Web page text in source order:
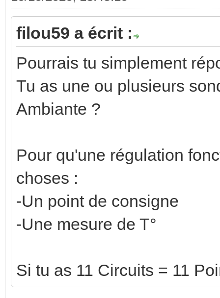
filou59 a écrit :
Pourrais tu simplement
Tu as une ou plusieurs
Ambiante ?
Pour qu'une régulation
choses :
-Un point de consigne
-Une mesure de T°
Si tu as 11 Circuits = 11